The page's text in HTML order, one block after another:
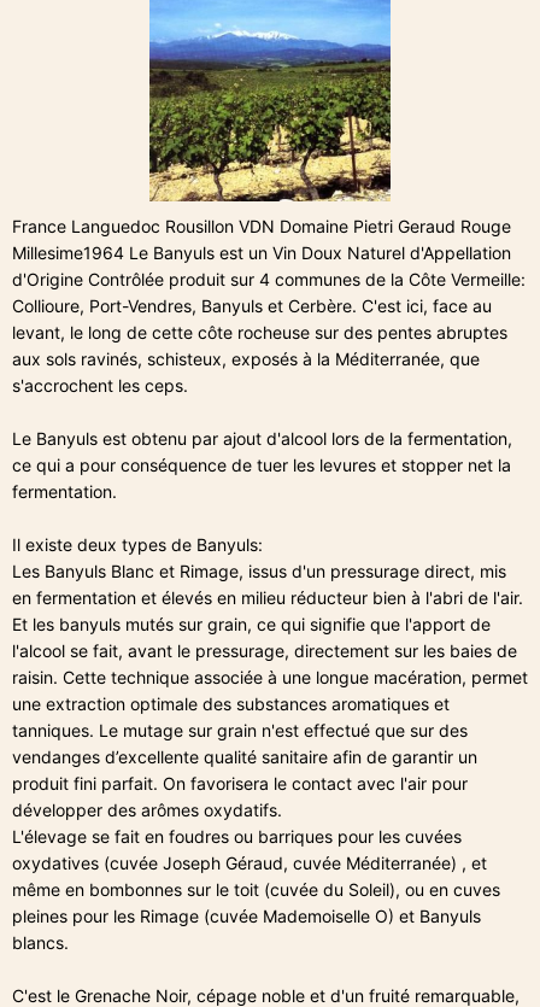
France Languedoc Rousillon VDN Domaine Pietri Geraud Rouge
Millesime1964 Le Banyuls est un Vin Doux Naturel d'Appellation
d'Origine Contrôlée produit sur 4 communes de la Côte Vermeille:
Collioure, Port-Vendres, Banyuls et Cerbère. C'est ici, face au
levant, le long de cette côte rocheuse sur des pentes abruptes
aux sols ravinés, schisteux, exposés à la Méditerranée, que
s'accrochent les ceps.
Le Banyuls est obtenu par ajout d'alcool lors de la fermentation,
ce qui a pour conséquence de tuer les levures et stopper net la
fermentation.
Il existe deux types de Banyuls:
Les Banyuls Blanc et Rimage, issus d'un pressurage direct, mis
en fermentation et élevés en milieu réducteur bien à l'abri de l'air.
Et les banyuls mutés sur grain, ce qui signifie que l'apport de
l'alcool se fait, avant le pressurage, directement sur les baies de
raisin. Cette technique associée à une longue macération, permet
une extraction optimale des substances aromatiques et
tanniques. Le mutage sur grain n'est effectué que sur des
vendanges d’excellente qualité sanitaire afin de garantir un
produit fini parfait. On favorisera le contact avec l'air pour
développer des arômes oxydatifs.
L'élevage se fait en foudres ou barriques pour les cuvées
oxydatives (cuvée Joseph Géraud, cuvée Méditerranée) , et
même en bombonnes sur le toit (cuvée du Soleil), ou en cuves
pleines pour les Rimage (cuvée Mademoiselle O) et Banyuls
blancs.
C'est le Grenache Noir, cépage noble et d'un fruité remarquable,